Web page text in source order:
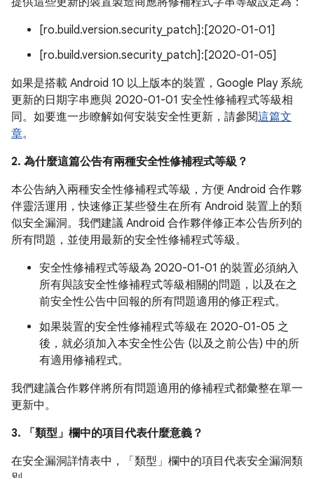
[ro.build.version.security_patch]:[2020-01-01]
[ro.build.version.security_patch]:[2020-01-05]
如果是搭載 Android 10 以上版本的裝置，Google Play 系統
更新的日期字串應與 2020-01-01 安全性修補程式等級相
同。如要進一步瞭解如何安裝安全性更新，請參閱這篇文
章。
2. 為什麼這篇公告有兩種安全性修補程式等級？
本公告納入兩種安全性修補程式等級，方便 Android 合作夥
伴靈活運用，快速修正某些發生在所有 Android 裝置上的類
似安全漏洞。我們建議 Android 合作夥伴修正本公告所列的
所有問題，並使用最新的安全性修補程式等級。
安全性修補程式等級為 2020-01-01 的裝置必須納入
所有與該安全性修補程式等級相關的問題，以及在之
前安全性公告中回報的所有問題適用的修正程式。
如果裝置的安全性修補程式等級在 2020-01-05 之
後，就必須加入本安全性公告 (以及之前公告) 中的所
有適用修補程式。
我們建議合作夥伴將所有問題適用的修補程式都彙整在單一
更新中。
3. 「類型」 欄中的項目代表什麼意義？
在安全漏洞詳情表中，「類型」 欄中的項目代表安全漏洞類